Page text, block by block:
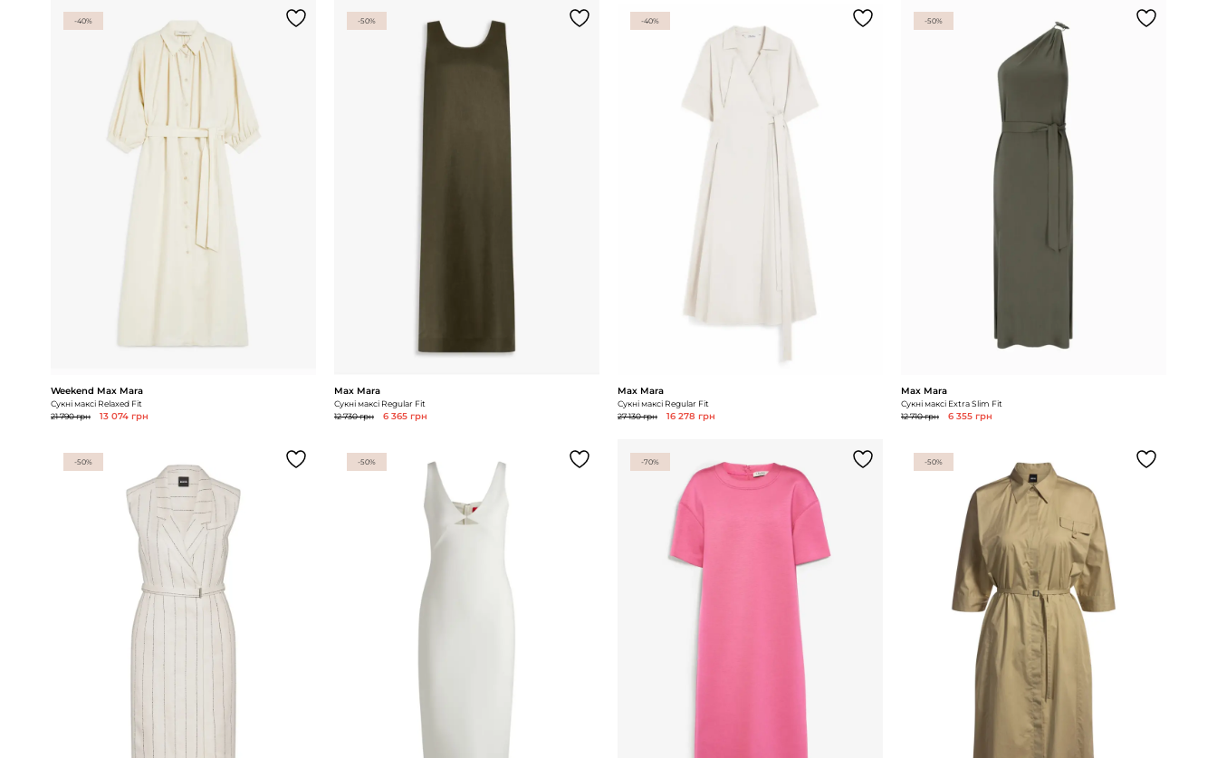
-40%
Weekend Max Mara
Сукні максі Relaxed Fit
21 790 грн
13 074 грн
-50%
Max Mara
Сукні максі Regular Fit
12 730 грн
6 365 грн
-40%
Max Mara
Сукні максі Regular Fit
27 130 грн
16 278 грн
-50%
Max Mara
Сукні максі Extra Slim Fit
12 710 грн
6 355 грн
-50% -50% -70% -50%